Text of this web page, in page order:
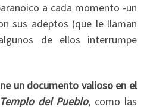
a cada momento -un
sus adeptos (que le llaman
de ellos interrumpe
un documento valioso en el
Templo del Pueblo, como las